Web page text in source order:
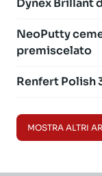
NeoPutty
premiscelato
Renfert Polish
MOSTRA ALTRI